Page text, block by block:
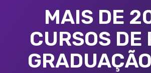
MAIS DE
CURSOS DE